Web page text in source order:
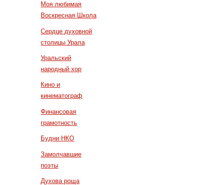
Моя любимая
Воскресная Школа
Сердце духовной
столицы Урала
Уральский
народный хор
Кино и
кинематограф
Финансовая
грамотность
Будни НКО
Замолчавшие
поэты
Духова роща